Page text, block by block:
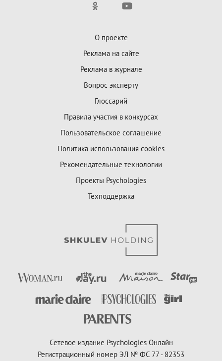
О проекте
Реклама на сайте
Реклама в журнале
Вопрос эксперту
Глоссарий
Правила участия в конкурсах
Пользовательское соглашение
Политика использования cookies
Рекомендательные технологии
Проекты Psychologies
Техподдержка
Сетевое издание Psychologies Онлайн
Регистрационный номер ЭЛ № ФС 77 - 82353